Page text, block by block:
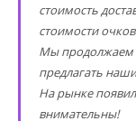
стоимость
стоимости
Мы продолжаем
предлагать
На рынке
внимательны!